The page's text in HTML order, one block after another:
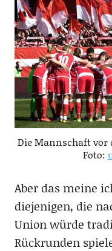
Die Mannschaft vor
Foto:
Aber das meine
diejenigen, die
Union würde
Rückrunden